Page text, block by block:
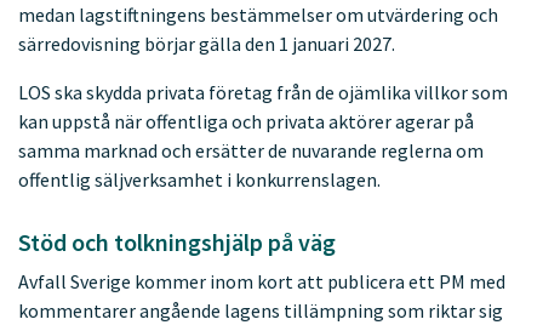
medan lagstiftningens bestämmelser om utvärdering och
särredovisning börjar gälla den 1 januari 2027.
LOS ska skydda privata företag från de ojämlika villkor som
kan uppstå när offentliga och privata aktörer agerar på
samma marknad och ersätter de nuvarande reglerna om
offentlig säljverksamhet i konkurrenslagen.
Stöd och tolkningshjälp på väg
Avfall Sverige kommer inom kort att publicera ett PM med
kommentarer angående lagens tillämpning som riktar sig